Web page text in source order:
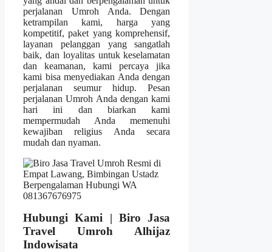
perjalanan Umroh Anda. Dengan
ketrampilan kami, harga yang
kompetitif, paket yang komprehensif,
layanan pelanggan yang sangatlah
baik, dan loyalitas untuk keselamatan
dan keamanan, kami percaya jika
kami bisa menyediakan Anda dengan
perjalanan seumur hidup. Pesan
perjalanan Umroh Anda dengan kami
hari ini dan biarkan kami
mempermudah Anda memenuhi
kewajiban religius Anda secara
mudah dan nyaman.
Hubungi Kami | Biro Jasa
Travel Umroh Alhijaz
Indowisata